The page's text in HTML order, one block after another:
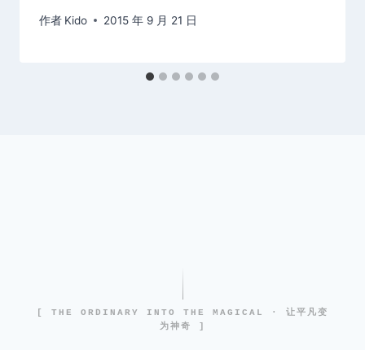
作者 Kido 2015 年 9 月 21 日
[ THE ORDINARY INTO THE MAGICAL · 让平凡变
为神奇 ]